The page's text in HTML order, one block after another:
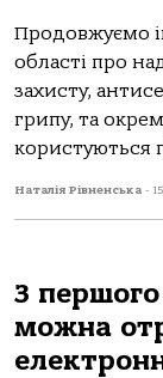
Продовжуємо
області про
захисту,
грипу, та
користуються
Наталія Рівненська -
З першого
можна